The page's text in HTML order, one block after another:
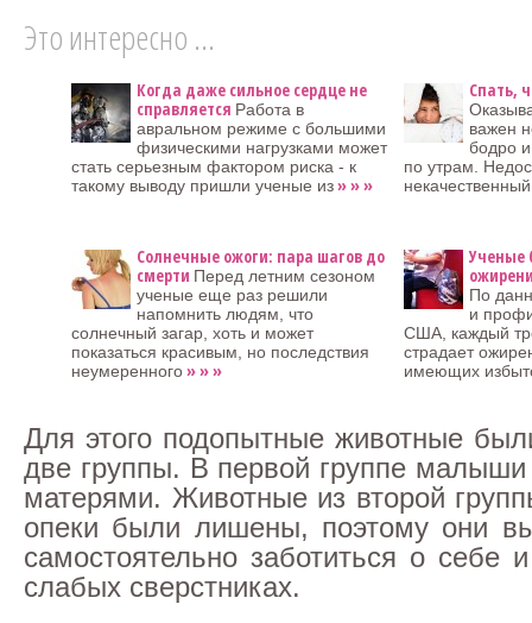
Это интересно ...
Когда даже сильное сердце не
справляется Работа в
авральном режиме с большими
физическими нагрузками может
стать серьезным фактором риска - к
такому выводу пришли ученые из» » »
Спать,
важен
бодро
по утрам.
Солнечные ожоги: пара шагов до
смерти Перед летним сезоном
ученые еще раз решили
напомнить людям, что
солнечный загар, хоть и может
показаться красивым, но последствия
неумеренного» » »
Ученые
По
и
США, каждый
страдает
имеющих
Для этого подопытные животные
две группы. В первой группе малыши
матерями. Животные из второй
опеки были лишены, поэтому они
самостоятельно заботиться о себе
слабых сверстниках.